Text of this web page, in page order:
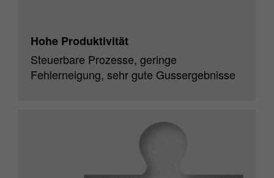
Hohe Produktivität
Steuerbare Prozesse, geringe
Fehlerneigung, sehr gute Gussergebnisse